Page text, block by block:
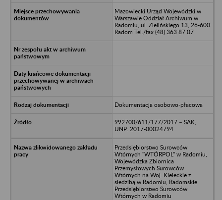
Mazowiecki Urząd Wojewódzki w
Warszawie Oddział Archiwum w
Radomiu, ul. Zielińskiego 13; 26-600
Radom Tel./fax (48) 363 87 07
Dokumentacja osobowo-płacowa
992700/611/177/2017 – SAK;
UNP: 2017-00024794
Przedsiębiorstwo Surowców
Wtórnych "WTÓRPOL" w Radomiu,
Wojewódzka Zbiornica
Przemysłowych Surowców
Wtórnych na Woj. Kieleckie z
siedzibą w Radomiu, Radomskie
Przedsiębiorstwo Surowców
Wtórnych w Radomiu